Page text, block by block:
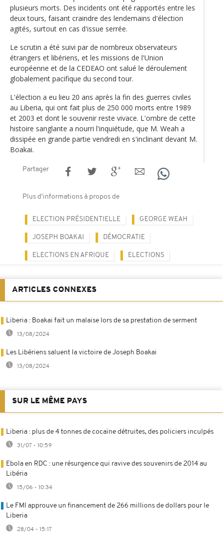
plusieurs morts. Des incidents ont été rapportés entre les
deux tours, faisant craindre des lendemains d'élection
agités, surtout en cas d'issue serrée.
Le scrutin a été suivi par de nombreux observateurs
étrangers et libériens, et les missions de l'Union
européenne et de la CEDEAO ont salué le déroulement
globalement pacifique du second tour.
L'élection a eu lieu 20 ans après la fin des guerres civiles
au Liberia, qui ont fait plus de 250 000 morts entre 1989
et 2003 et dont le souvenir reste vivace. L'ombre de cette
histoire sanglante a nourri l'inquiétude, que M. Weah a
dissipée en grande partie vendredi en s'inclinant devant M.
Boakai.
Partager
Plus d'informations à propos de
ELECTION PRÉSIDENTIELLE GEORGE WEAH
JOSEPH BOAKAI DÉMOCRATIE
ELECTIONS EN AFRIQUE ELECTIONS
ARTICLES CONNEXES
Liberia : Boakai fait un malaise lors de sa prestation de serment
13/08/2024
Les Libériens saluent la victoire de Joseph Boakai
13/08/2024
SUR LE MÊME PAYS
Liberia : plus de 4 tonnes de cocaïne détruites, des policiers inculpés
31/07 - 10:59
Ebola en RDC : une résurgence qui ravive des souvenirs de 2014 au
Libéria
15/06 - 10:34
Le FMI approuve un financement de 266 millions de dollars pour le
Liberia
28/04 - 15:17